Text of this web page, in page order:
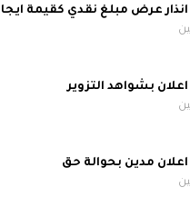
عرض مبلغ نقدي كقيمة
بشواهد التزوير
مدين بحوالة حق